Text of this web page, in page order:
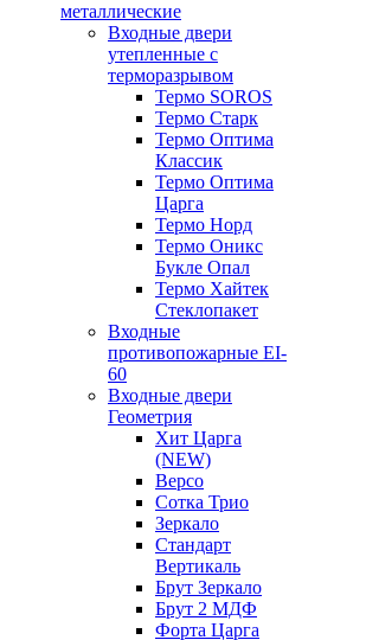
металлические
Входные двери
утепленные с
терморазрывом
Термо SOROS
Термо Старк
Термо Оптима
Классик
Термо Оптима
Царга
Термо Норд
Термо Оникс
Букле Опал
Термо Хайтек
Стеклопакет
Входные
противопожарные EI-
60
Входные двери
Геометрия
Хит Царга
(NEW)
Версо
Сотка Трио
Зеркало
Стандарт
Вертикаль
Брут Зеркало
Брут 2 МДФ
Форта Царга